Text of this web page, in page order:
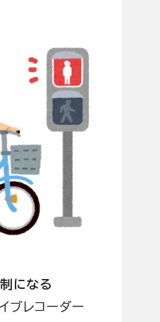
になる
ブレコーダー